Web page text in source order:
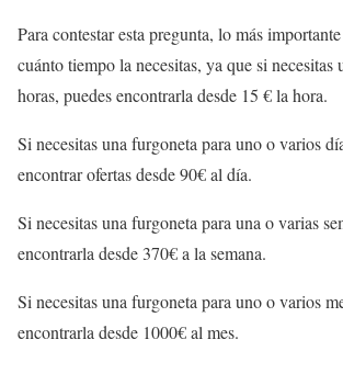
Para contestar esta pregunta, lo más
cuánto tiempo la necesitas, ya que si necesitas
horas, puedes encontrarla desde 15 € la hora.
Si necesitas una furgoneta para uno o varios
encontrar ofertas desde 90€ al día.
Si necesitas una furgoneta para una o varias
encontrarla desde 370€ a la semana.
Si necesitas una furgoneta para uno o varios
encontrarla desde 1000€ al mes.